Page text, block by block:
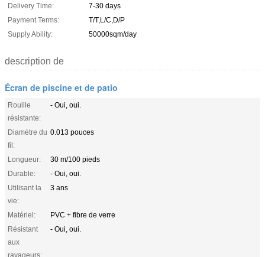
Delivery Time:
7-30 days
Payment Terms:
T/T,L/C,D/P
Supply Ability:
50000sqm/day
description de
Écran de piscine et de patio
Rouille
résistante:
- Oui, oui.
Diamètre du
fil:
0.013 pouces
Longueur:
30 m/100 pieds
Durable:
- Oui, oui.
Utilisant la
vie:
3 ans
Matériel:
PVC + fibre de verre
Résistant
aux
ravageurs:
- Oui, oui.